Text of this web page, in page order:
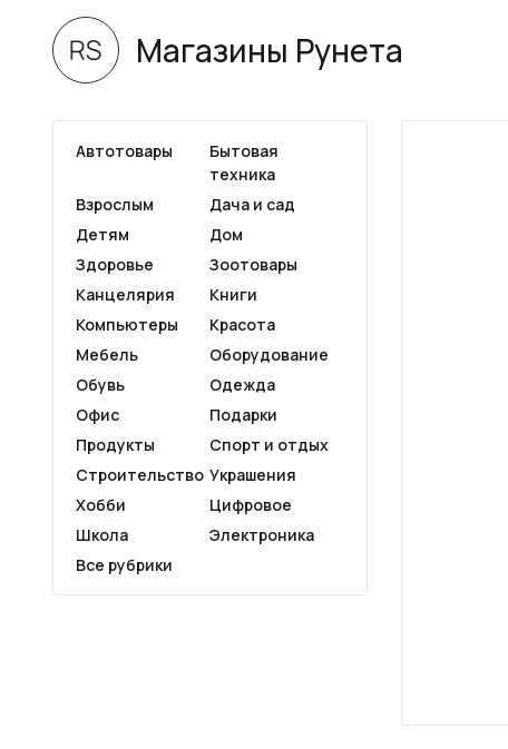
Магазины Рунета
Автотовары
Бытовая
техника
Взрослым
Дача и сад
Детям
Дом
Здоровье
Зоотовары
Канцелярия
Книги
Компьютеры
Красота
Мебель
Оборудование
Обувь
Одежда
Офис
Подарки
Продукты
Спорт и отдых
Строительство Украшения
Хобби
Цифровое
Школа
Электроника
Все рубрики